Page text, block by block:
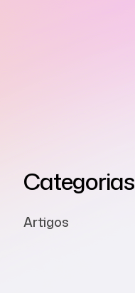
Categorias
Artigos